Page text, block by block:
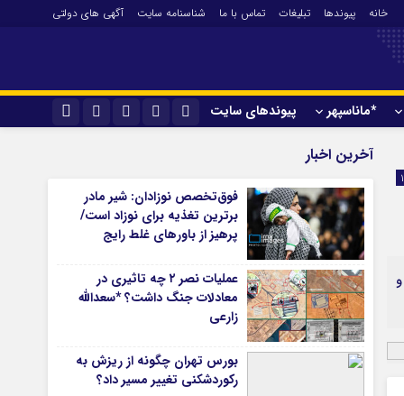
خانه پیوندها تبلیغات تماس با ما شناسنامه سایت آگهی های دولتی
*ماناسپهر پیوندهای سایت
سروش
ایتا
آپارات
رمز عبور
مرا به خاطر بسپار
اطلاعات
باشگاه پرسپولیس
باشگاه استقلال
ورزشهای رزمی
ورزش زنان
توپ و تور
سایر حوزه ها
آخرین اخبار
فوق‌تخصص نوزادان: شیر مادر
برترین تغذیه برای نوزاد است/
پرهیز از باورهای غلط رایج
عملیات نصر ۲ چه تاثیری در
معادلات جنگ داشت؟ *سعدالله
زارعی
بورس تهران چگونه از ریزش به
رکوردشکنی تغییر مسیر داد؟